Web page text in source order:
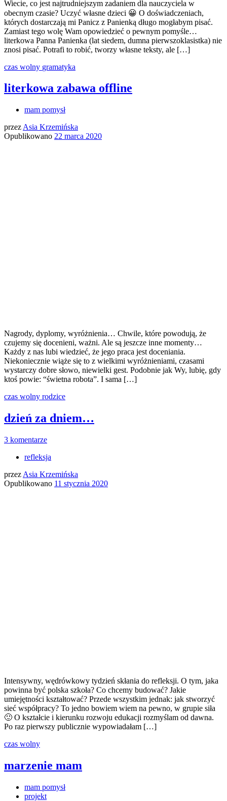
Wiecie, co jest najtrudniejszym zadaniem dla nauczyciela w
obecnym czasie? Uczyć własne dzieci 😀 O doświadczeniach,
których dostarczają mi Panicz z Panienką długo mogłabym pisać.
Zamiast tego wolę Wam opowiedzieć o pewnym pomyśle…
literkowa Panna Panienka (lat siedem, dumna pierwszoklasistka) nie
znosi pisać. Potrafi to robić, tworzy własne teksty, ale […]
czas wolny gramatyka
literkowa zabawa offline
mam pomysł
przez Asia Krzemińska
Opublikowano 22 marca 2020
Nagrody, dyplomy, wyróżnienia… Chwile, które powodują, że
czujemy się docenieni, ważni. Ale są jeszcze inne momenty…
Każdy z nas lubi wiedzieć, że jego praca jest doceniania.
Niekoniecznie wiąże się to z wielkimi wyróżnieniami, czasami
wystarczy dobre słowo, niewielki gest. Podobnie jak Wy, lubię, gdy
ktoś powie: “świetna robota”. I sama […]
czas wolny rodzice
dzień za dniem…
3 komentarze
refleksja
przez Asia Krzemińska
Opublikowano 11 stycznia 2020
Intensywny, wędrówkowy tydzień skłania do refleksji. O tym, jaka
powinna być polska szkoła? Co chcemy budować? Jakie
umiejętności kształtować? Przede wszystkim jednak: jak stworzyć
sieć współpracy? To jedno bowiem wiem na pewno, w grupie siła
🙂 O kształcie i kierunku rozwoju edukacji rozmyślam od dawna.
Po raz pierwszy publicznie wypowiadałam […]
czas wolny
marzenie mam
mam pomysł
projekt